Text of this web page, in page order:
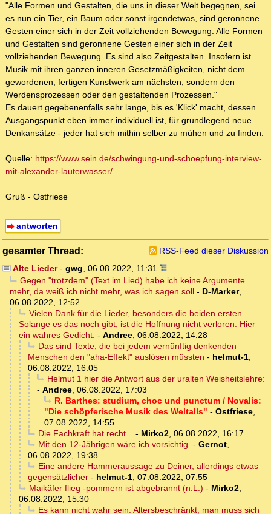
"Alle Formen und Gestalten, die uns in dieser Welt begegnen, sei
es nun ein Tier, ein Baum oder sonst irgendetwas, sind geronnene
Gesten einer sich in der Zeit vollziehenden Bewegung. Alle Formen
und Gestalten sind geronnene Gesten einer sich in der Zeit
vollziehenden Bewegung. Es sind also Zeitgestalten. Insofern ist
Musik mit ihren ganzen inneren Gesetzmäßigkeiten, nicht dem
gewordenen, fertigen Kunstwerk am nächsten, sondern den
Werdensprozessen oder den gestaltenden Prozessen."
Es dauert gegebenenfalls sehr lange, bis es 'Klick' macht, dessen
Ausgangspunkt eben immer individuell ist, für grundlegend neue
Denkansätze - jeder hat sich mithin selber zu mühen und zu finden.
Quelle: https://www.sein.de/schwingung-und-schoepfung-interview-
mit-alexander-lauterwasser/
Gruß - Ostfriese
antworten
gesamter Thread:
RSS-Feed dieser Diskussion
Alte Lieder- gwg, 06.08.2022, 11:31
Gegen "trotzdem" (Text im Lied) habe ich keine Argumente
mehr, da weiß ich nicht mehr, was ich sagen soll - D-Marker,
06.08.2022, 12:52
Vielen Dank für die Lieder, besonders die beiden ersten.
Solange es das noch gibt, ist die Hoffnung nicht verloren. Hier
ein wahres Gedicht: - Andree, 06.08.2022, 14:28
Das sind Texte, die bei jedem vernünftig denkenden
Menschen den "aha-Effekt" auslösen müssten - helmut-1,
06.08.2022, 16:05
Helmut 1 hier die Antwort aus der uralten Weisheitslehre:
- Andree, 06.08.2022, 17:03
R. Barthes: studium, choc und punctum / Novalis:
"Die schöpferische Musik des Weltalls" - Ostfriese,
07.08.2022, 14:55
Die Fachkraft hat recht .. - Mirko2, 06.08.2022, 16:17
Mit den 12-Jährigen wäre ich vorsichtig. - Gernot,
06.08.2022, 19:38
Eine andere Hammeraussage zu Deiner, allerdings etwas
gegensätzlicher - helmut-1, 07.08.2022, 07:55
Maikäfer flieg -pommern ist abgebrannt (n.L.) - Mirko2,
06.08.2022, 15:30
Es kann nicht wahr sein: Altersbeschränkt, man muss sich